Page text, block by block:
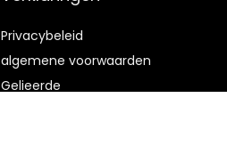
Privacybeleid
algemene voorwaarden
Gelieerde